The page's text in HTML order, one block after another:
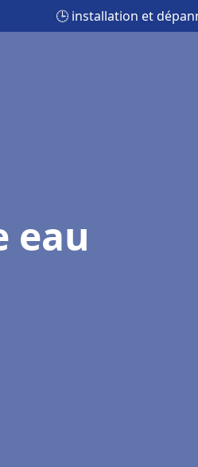
🕒 installation et
eau